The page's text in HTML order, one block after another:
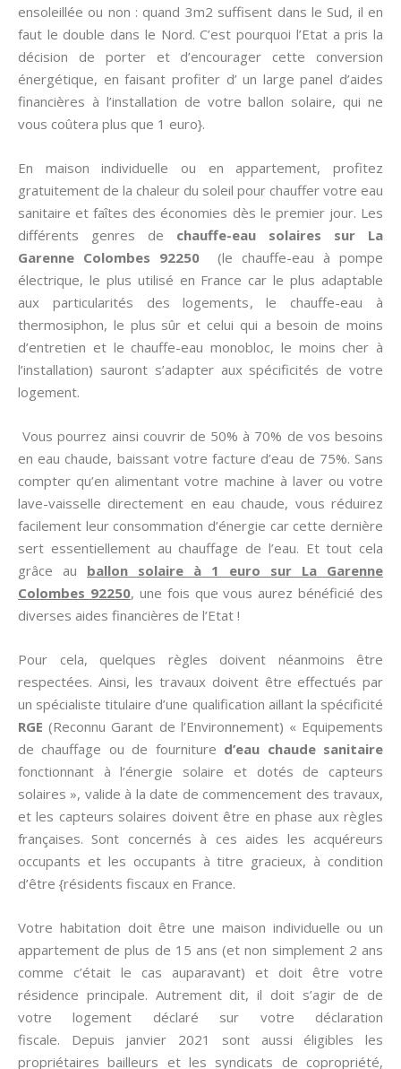
ensoleillée ou non : quand 3m2 suffisent dans le Sud, il en
faut le double dans le Nord. C’est pourquoi l’Etat a pris la
décision de porter et d’encourager cette conversion
énergétique, en faisant profiter d’ un large panel d’aides
financières à l’installation de votre ballon solaire, qui ne
vous coûtera plus que 1 euro}.
En maison individuelle ou en appartement, profitez
gratuitement de la chaleur du soleil pour chauffer votre eau
sanitaire et faîtes des économies dès le premier jour. Les
différents genres de chauffe-eau solaires sur La
Garenne Colombes 92250 (le chauffe-eau à pompe
électrique, le plus utilisé en France car le plus adaptable
aux particularités des logements, le chauffe-eau à
thermosiphon, le plus sûr et celui qui a besoin de moins
d’entretien et le chauffe-eau monobloc, le moins cher à
l’installation) sauront s’adapter aux spécificités de votre
logement.
Vous pourrez ainsi couvrir de 50% à 70% de vos besoins
en eau chaude, baissant votre facture d’eau de 75%. Sans
compter qu’en alimentant votre machine à laver ou votre
lave-vaisselle directement en eau chaude, vous réduirez
facilement leur consommation d’énergie car cette dernière
sert essentiellement au chauffage de l’eau. Et tout cela
grâce au ballon solaire à 1 euro sur La Garenne
Colombes 92250, une fois que vous aurez bénéficié des
diverses aides financières de l’Etat !
Pour cela, quelques règles doivent néanmoins être
respectées. Ainsi, les travaux doivent être effectués par
un spécialiste titulaire d’une qualification aillant la spécificité
RGE(Reconnu Garant de l’Environnement) « Equipements
de chauffage ou de fourniture d’eau chaude sanitaire
fonctionnant à l’énergie solaire et dotés de capteurs
solaires », valide à la date de commencement des travaux,
et les capteurs solaires doivent être en phase aux règles
françaises. Sont concernés à ces aides les acquéreurs
occupants et les occupants à titre gracieux, à condition
d’être {résidents fiscaux en France.
Votre habitation doit être une maison individuelle ou un
appartement de plus de 15 ans (et non simplement 2 ans
comme c’était le cas auparavant) et doit être votre
résidence principale. Autrement dit, il doit s’agir de de
votre logement déclaré sur votre déclaration
fiscale. Depuis janvier 2021 sont aussi éligibles les
propriétaires bailleurs et les syndicats de copropriété,